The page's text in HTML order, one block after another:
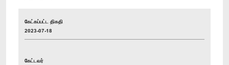
கேட்கப்பட்ட திகதி
2023-07-18
கேட்டவர்